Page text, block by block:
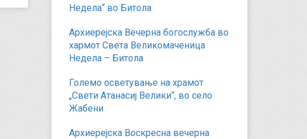
Недела“ во Битола
Архиерејска Вечерна богослужба во
хармот Света Великомаченица
Недела – Битола
Големо осветување на храмот
„Свети Атанасиј Велики“, во село
Жабени
Архиерејска Воскресна вечерна